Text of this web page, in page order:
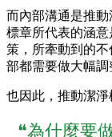
而內部溝通是推
標章所代表的涵
策，所牽動到的
部都需要做大幅調
也因此，推動潔淨
❝為什麼要